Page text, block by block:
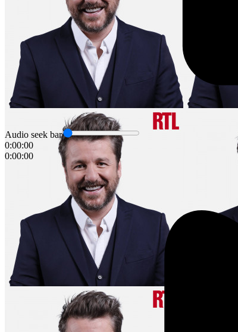
Audio seek bar
0:00:00
0:00:00